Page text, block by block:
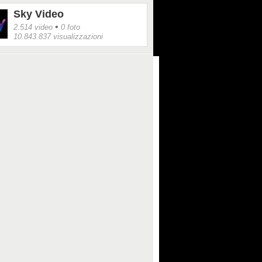
Sky Video
2.514 video • 0 foto
10.843.837 visualizzazioni